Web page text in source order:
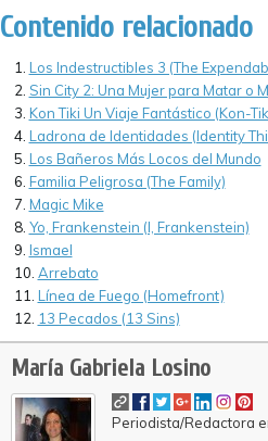
Contenido relacionado
Los Indestructibles 3 (The
Sin City 2: Una Mujer para Matar o
Kon Tiki Un Viaje Fantástico (Kon-
Ladrona de Identidades (Identity
Los Bañeros Más Locos del Mundo
Familia Peligrosa (The Family)
Magic Mike
Yo, Frankenstein (I, Frankenstein)
Ismael
Arrebato
Línea de Fuego (Homefront)
13 Pecados (13 Sins)
María Gabriela Losino
Periodista/Redactora